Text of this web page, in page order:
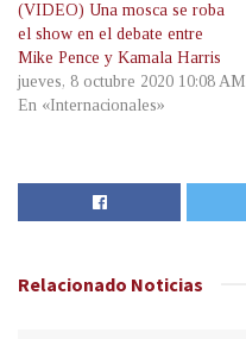
(VIDEO) Una mosca se roba
el show en el debate entre
Mike Pence y Kamala Harris
jueves, 8 octubre 2020 10:08 AM
En «Internacionales»
Relacionado Noticias